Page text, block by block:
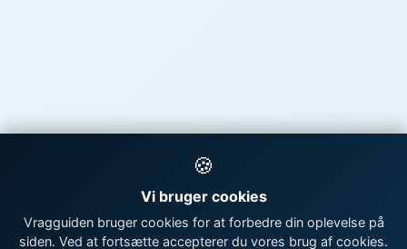
🍪
Vi bruger cookies
Vragguiden bruger cookies for at forbedre din oplevelse på
siden. Ved at fortsætte accepterer du vores brug af cookies.